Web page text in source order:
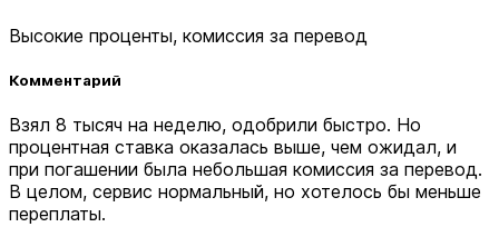
Высокие проценты, комиссия за перевод
Комментарий
Взял 8 тысяч на неделю, одобрили быстро. Но
процентная ставка оказалась выше, чем ожидал, и
при погашении была небольшая комиссия за перевод.
В целом, сервис нормальный, но хотелось бы меньше
переплаты.